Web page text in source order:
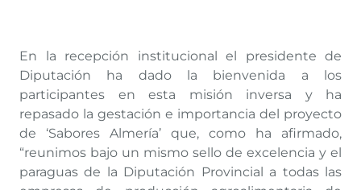
En la recepción institucional el presidente de
Diputación ha dado la bienvenida a los
participantes en esta misión inversa y ha
repasado la gestación e importancia del proyecto
de ‘Sabores Almería’ que, como ha afirmado,
“reunimos bajo un mismo sello de excelencia y el
paraguas de la Diputación Provincial a todas las